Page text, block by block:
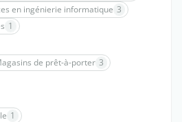
en ingénierie informatique 3
1
de prêt-à-porter 3
1